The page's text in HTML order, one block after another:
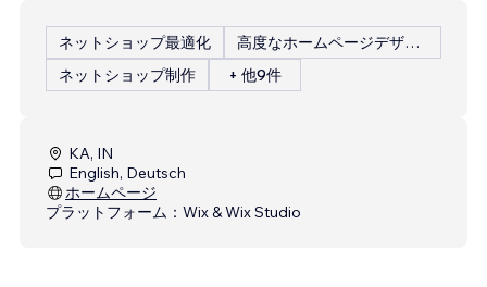
ネットショップ最適化
高度なホームページデザイン
ネットショップ制作
+ 他9件
KA, IN
English, Deutsch
ホームページ
プラットフォーム： Wix & Wix Studio